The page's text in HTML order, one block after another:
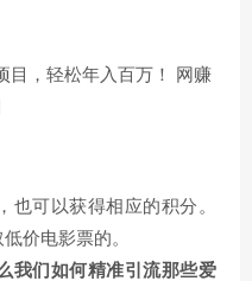
也可以获得相应的积分。
价电影票的。
我们如何精准引流那些爱